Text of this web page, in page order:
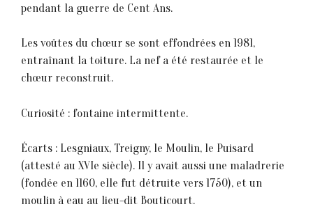
pendant la guerre de Cent Ans.
Les voûtes du chœur se sont effondrées en 1981,
entraînant la toiture. La nef a été restaurée et le
chœur reconstruit.
Curiosité : fontaine intermittente.
Écarts : Lesgniaux, Treigny, le Moulin, le Puisard
(attesté au XVIe siècle). Il y avait aussi une maladrerie
(fondée en 1160, elle fut détruite vers 1750), et un
moulin à eau au lieu-dit Bouticourt.